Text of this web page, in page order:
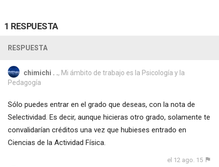
1 RESPUESTA
RESPUESTA
chimichi . ., Mi ámbito de trabajo es la Psicología y la
Pedagogía
Sólo puedes entrar en el grado que deseas, con la nota de
Selectividad. Es decir, aunque hicieras otro grado, solamente te
convalidarían créditos una vez que hubieses entrado en
Ciencias de la Actividad Física.
el 12 ago. 15